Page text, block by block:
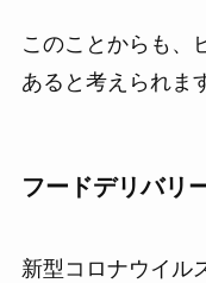
このことからも、
あると考えられま
フードデリバリ
新型コロナウイル